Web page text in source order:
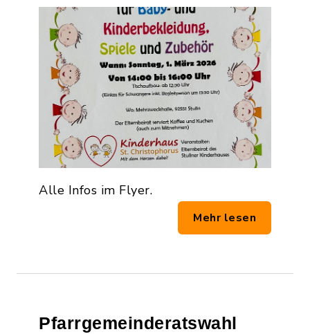
Alle Infos im Flyer.
Mehr lesen
Pfarrgemeinderatswahl